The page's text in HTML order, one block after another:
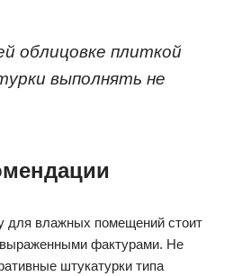
облицовке плиткой
выполнять не
для влажных помещений стоит
фактурами. Не
штукатурки типа